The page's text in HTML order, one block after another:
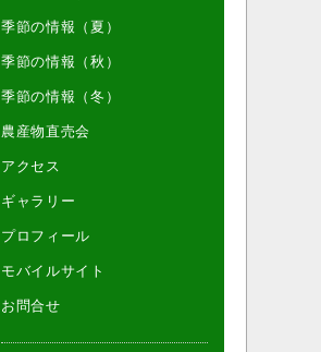
季節の情報（夏）
季節の情報（秋）
季節の情報（冬）
農産物直売会
アクセス
ギャラリー
プロフィール
モバイルサイト
お問合せ